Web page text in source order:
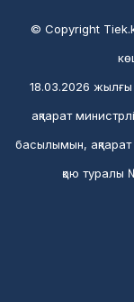
© Copyright
18.03.2026
ақпарат
басылымын, ақпарат
қою туралы